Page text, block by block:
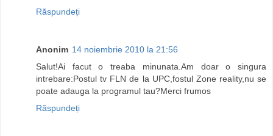
Răspundeți
Anonim 14 noiembrie 2010 la 21:56
Salut!Ai facut o treaba minunata.Am doar o singura
intrebare:Postul tv FLN de la UPC,fostul Zone reality,nu se
poate adauga la programul tau?Merci frumos
Răspundeți